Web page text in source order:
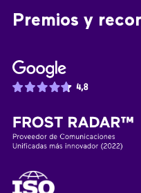
Premios y